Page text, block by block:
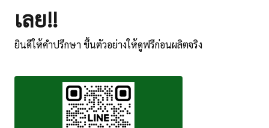
เลย!!
ยินดีให้คำปรึกษา ขึ้นตัวอย่างให้ดูฟรีก่อนผลิตจริง